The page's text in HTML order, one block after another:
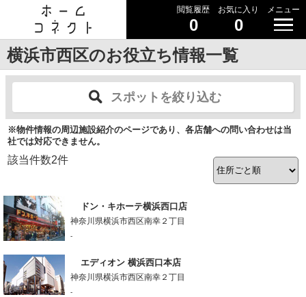
閲覧履歴
0
お気に入り
0
メニュー
横浜市西区のお役立ち情報一覧
スポットを絞り込む
※物件情報の周辺施設紹介のページであり、各店舗への問い合わせは当
社では対応できません。
該当件数2件
ドン・キホーテ横浜西口店
神奈川県横浜市西区南幸２丁目
-
エディオン 横浜西口本店
神奈川県横浜市西区南幸２丁目
-